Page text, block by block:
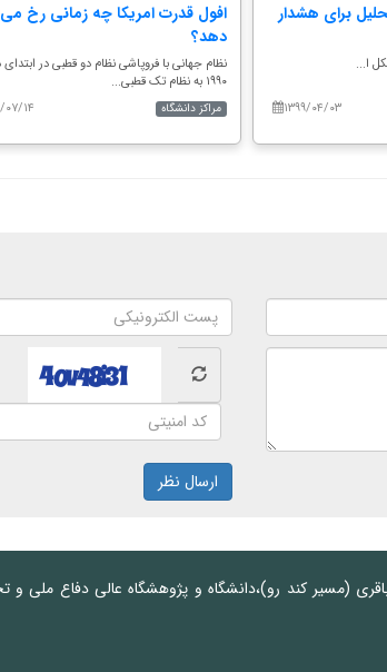
افول قدرت امریکا چه زمانی رخ می
دهد؟
نظام جهانی با فروپاشی نظام دو قطبی در
۱۹۹۰ به نظام تک قطبی...
۱۳۹۹/
مراکز دانشگاه
برای هشدار
ا...
۱۳۹۹/۰۴/۰۳
ارسال نظر
(مسیر کند رو)،دانشگاه و پژوهشگاه عالی دفاع ملی و